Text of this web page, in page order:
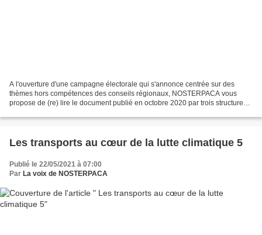
A l'ouverture d'une campagne électorale qui s'annonce centrée sur des
thèmes hors compétences des conseils régionaux, NOSTERPACA vous
propose de (re) lire le document publié en octobre 2020 par trois structures
Les transports au cœur de la lutte climatique 5
Publié le 22/05/2021 à 07:00
Par La voix de NOSTERPACA